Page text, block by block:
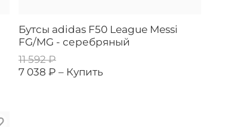
Бутсы adidas F50 League Messi
FG/MG - серебряный
11 592 ₽
7 038 ₽ – Купить